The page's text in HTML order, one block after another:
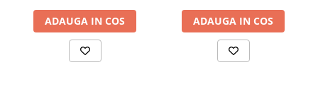
ADAUGA IN COS ADAUGA IN COS